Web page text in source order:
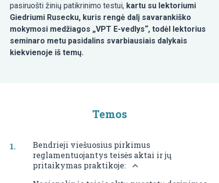
pasiruošti žinių patikrinimo testui, kartu su lektoriumi
Giedriumi Rusecku, kuris rengė dalį savarankiško
mokymosi medžiagos „VPT E-vedlys“, todėl lektorius
seminaro metu pasidalins svarbiausiais dalykais
kiekvienoje iš temų.
Temos
Bendrieji viešuosius pirkimus
reglamentuojantys teisės aktai ir jų
pritaikymas praktikoje: